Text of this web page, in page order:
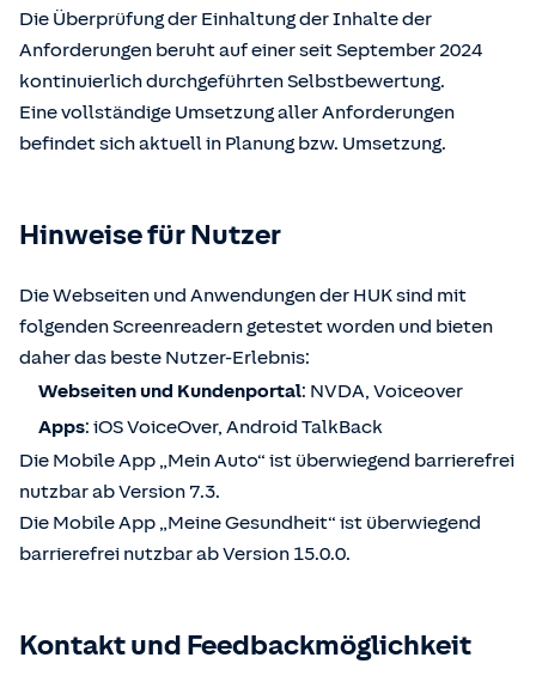
Die Überprüfung der Einhaltung der Inhalte der
Anforderungen beruht auf einer seit September 2024
kontinuierlich durchgeführten Selbstbewertung.
Eine vollständige Umsetzung aller Anforderungen
befindet sich aktuell in Planung bzw. Umsetzung.
Hinweise für Nutzer
Die Webseiten und Anwendungen der HUK sind mit
folgenden Screenreadern getestet worden und bieten
daher das beste Nutzer-Erlebnis:
Webseiten und Kundenportal: NVDA, Voiceover
Apps: iOS VoiceOver, Android TalkBack
Die Mobile App „Mein Auto“ ist überwiegend barrierefrei
nutzbar ab Version 7.3.
Die Mobile App „Meine Gesundheit“ ist überwiegend
barrierefrei nutzbar ab Version 15.0.0.
Kontakt und Feedbackmöglichkeit